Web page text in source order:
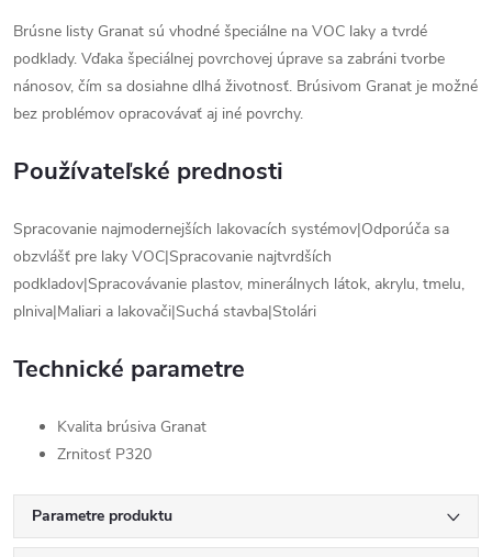
Brúsne listy Granat sú vhodné špeciálne na VOC laky a tvrdé
podklady. Vďaka špeciálnej povrchovej úprave sa zabráni tvorbe
nánosov, čím sa dosiahne dlhá životnosť. Brúsivom Granat je možné
bez problémov opracovávať aj iné povrchy.
Používateľské prednosti
Spracovanie najmodernejších lakovacích systémov|Odporúča sa
obzvlášť pre laky VOC|Spracovanie najtvrdších
podkladov|Spracovávanie plastov, minerálnych látok, akrylu, tmelu,
plniva|Maliari a lakovači|Suchá stavba|Stolári
Technické parametre
Kvalita brúsiva Granat
Zrnitosť P320
Parametre produktu